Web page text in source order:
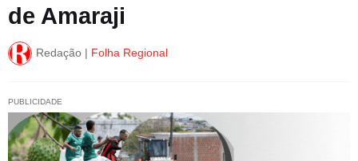
de Amaraji
Redação | Folha Regional
PUBLICIDADE